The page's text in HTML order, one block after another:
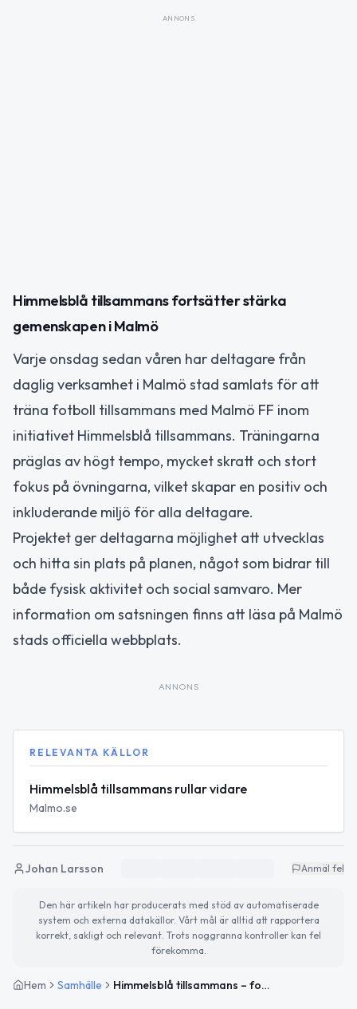
ANNONS
Himmelsblå tillsammans fortsätter stärka
gemenskapen i Malmö
Varje onsdag sedan våren har deltagare från
daglig verksamhet i Malmö stad samlats för att
träna fotboll tillsammans med Malmö FF inom
initiativet Himmelsblå tillsammans. Träningarna
präglas av högt tempo, mycket skratt och stort
fokus på övningarna, vilket skapar en positiv och
inkluderande miljö för alla deltagare.
Projektet ger deltagarna möjlighet att utvecklas
och hitta sin plats på planen, något som bidrar till
både fysisk aktivitet och social samvaro. Mer
information om satsningen finns att läsa på Malmö
stads officiella webbplats.
ANNONS
RELEVANTA KÄLLOR
Himmelsblå tillsammans rullar vidare
Malmo.se
Johan Larsson Anmäl fel
Den här artikeln har producerats med stöd av automatiserade
system och externa datakällor. Vårt mål är alltid att rapportera
korrekt, sakligt och relevant. Trots noggranna kontroller kan fel
förekomma.
Hem Samhälle Himmelsblå tillsammans – fotbollsträning för daglig verksamhet i Malmö